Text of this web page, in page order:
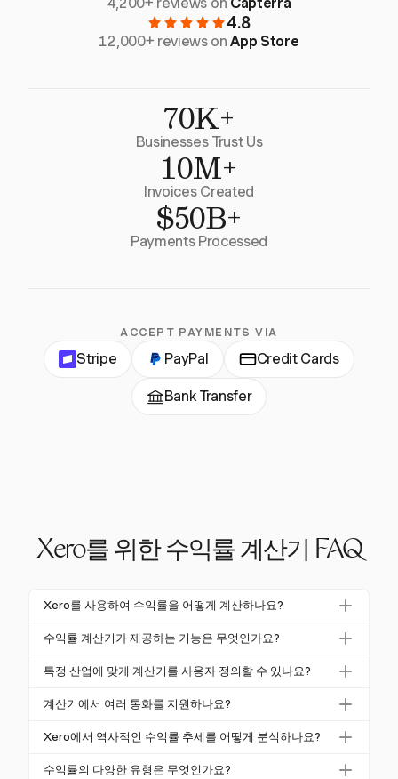
4.8
12,000+ reviews onApp Store
70K+
Businesses Trust Us
10M+
Invoices Created
$50B+
Payments Processed
ACCEPT PAYMENTS VIA
Stripe PayPal Credit Cards
Bank Transfer
Xero를 위한 수익률 계산기 FAQ
Xero를 사용하여 수익률을 어떻게 계산하나요?
Xero에서 수익률을 계산하려면 수익, COGS 및 운영
러한 수치를 사용하여 총, 영업 및 순수익률 공식을 적
하고 상세한 재무 보고서를 제공합니다.
수익률 계산기가 제공하는 기능은 무엇인가요?
Harvest와 Xero를 사용할 때 수익률 계산기는 총, 영업
러 통화를 지원하고 인보이스 관리를 자동화하며 재무
고서를 생성합니다.
특정 산업에 맞게 계산기를 사용자 정의할 수 있나요?
네, Xero와 Harvest 모두에서 산업별 기준 및 표준을 반
성은 귀하의 재무 분석이 관련성이 있고 비즈니스 요구
계산기에서 여러 통화를 지원하나요?
Harvest는 여러 통화를 지원하여 기본 및 클라이언트
서 운영하는 기업에 이상적이며, 정확한 재무 추적 및
Xero에서 역사적인 수익률 추세를 어떻게 분석하나요?
Xero에서 역사적인 수익률 추세를 분석하려면 다양한
수익률의 다양한 유형은 무엇인가요?